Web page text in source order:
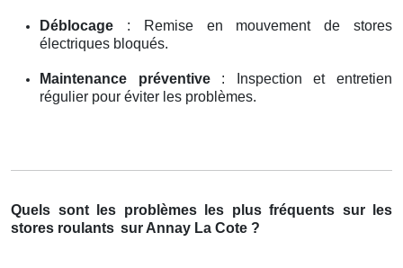
Déblocage : Remise en mouvement de stores
électriques bloqués.
Maintenance préventive: Inspection et entretien
régulier pour éviter les problèmes.
Quels sont les problèmes les plus fréquents sur les
stores roulants sur Annay La Cote ?